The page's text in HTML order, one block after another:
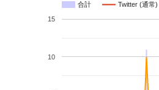
合計 Twitter (通常)
10
15